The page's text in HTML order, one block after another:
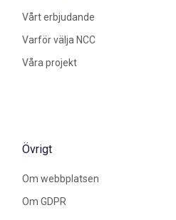
Vårt erbjudande
Varför välja NCC
Våra projekt
Övrigt
Om webbplatsen
Om GDPR